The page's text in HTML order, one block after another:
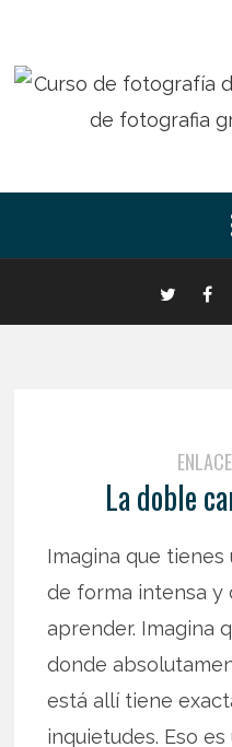
La doble
Imagina que tienes
de forma intensa y
aprender. Imagina
donde
está allí tiene
inquietudes. Eso